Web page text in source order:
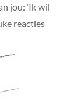
jou: ‘Ik wil
reacties